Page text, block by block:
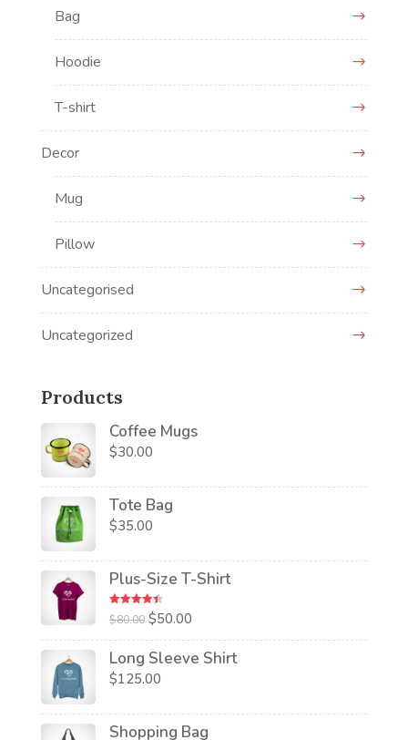
Bag
Hoodie
T-shirt
Decor
Mug
Pillow
Uncategorised
Uncategorized
Products
Coffee Mugs
$30.00
Tote Bag
$35.00
Plus-Size T-Shirt
Rated 4.50
out of 5
$80.00 Original
price
was:
$80.00.
$50.00Current
price
is:
Long Sleeve Shirt
$125.00
Shopping Bag